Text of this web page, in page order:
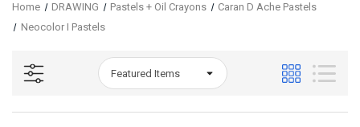
Home DRAWING Pastels + Oil Crayons
Caran D Ache Pastels
Neocolor I Pastels